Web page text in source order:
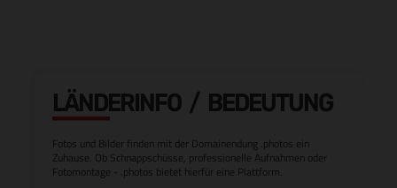
LÄNDERINFO / BEDEUTUNG
Fotos und Bilder finden mit der Domainendung .photos ein
Zuhause. Ob Schnappschüsse, professionelle Aufnahmen oder
Fotomontage - .photos bietet hierfür eine Plattform.